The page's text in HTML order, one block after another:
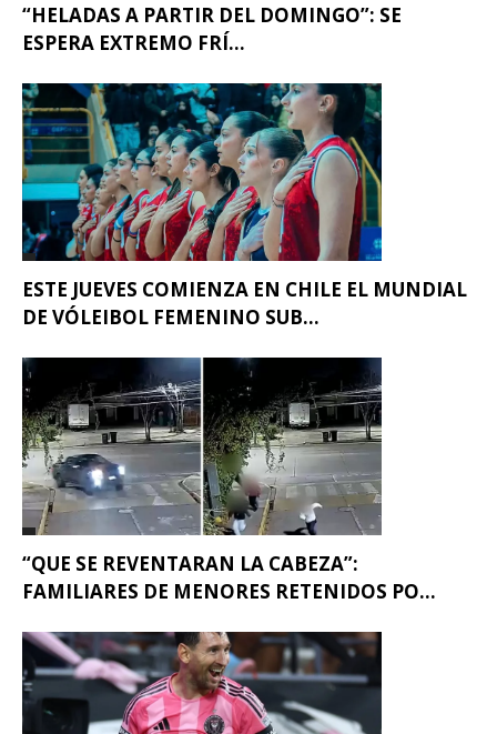
“HELADAS A PARTIR DEL DOMINGO”: SE
ESPERA EXTREMO FRÍ...
ESTE JUEVES COMIENZA EN CHILE EL MUNDIAL
DE VÓLEIBOL FEMENINO SUB...
“QUE SE REVENTARAN LA CABEZA”:
FAMILIARES DE MENORES RETENIDOS PO...